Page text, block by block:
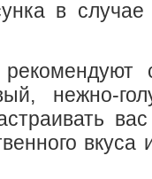
в
нежно-
вкуса